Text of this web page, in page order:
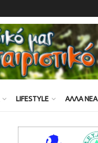
LIFESTYLE ΑΛΛΑ ΝΕΑ